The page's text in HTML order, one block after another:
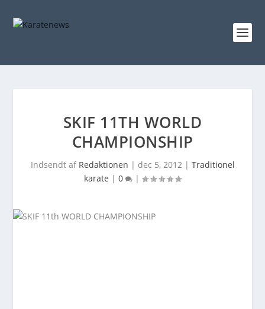
SKIF 11TH WORLD
CHAMPIONSHIP
Indsendt af Redaktionen | dec 5, 2012| Traditionel
karate | 0 |